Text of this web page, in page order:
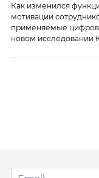
Как изменился
мотивации
применяемые
новом исследовании